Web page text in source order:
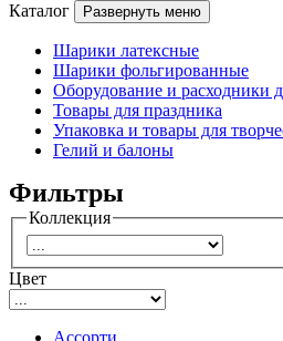
Каталог Развернуть меню
Шарики латексные
Шарики фольгированные
Оборудование и расходники
Товары для праздника
Упаковка и товары для
Гелий и балоны
Фильтры
Коллекция
Цвет
Ассорти